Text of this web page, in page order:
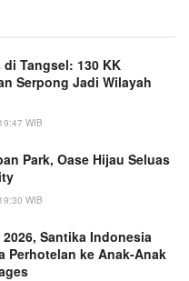
Tangsel: 130 KK
Serpong Jadi Wilayah
WIB
Park, Oase Hijau Seluas
WIB
Santika Indonesia
Perhotelan ke Anak-Anak